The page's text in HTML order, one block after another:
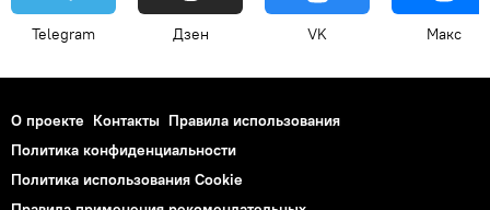
Telegram Дзен VK Макс
О проекте Контакты Правила использования
Политика конфиденциальности
Политика использования Cookie